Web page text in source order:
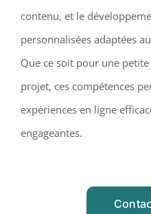
contenu, et le
personnalisées adaptées
Que ce soit pour une
projet, ces compétences
expériences en ligne
engageantes.